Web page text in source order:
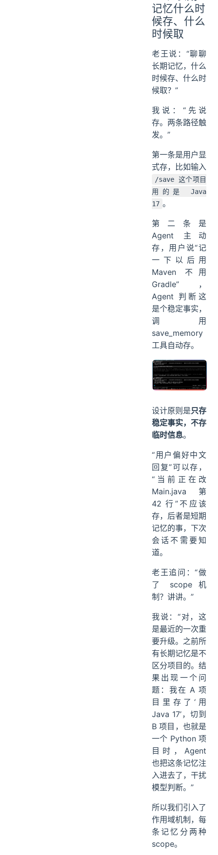
记忆什么时
候存、什么
时候取
老王说：“聊聊
长期记忆，什么
时候存、什么时
候取？”
我说：“先说
存。两条路径触
发。”
第一条是用户显
式存，比如输入
/save 这个项目
用的是 Java
17 。
第二条是
Agent 主动
存，用户说“记
一下以后用
Maven 不用
Gradle”，
Agent 判断这
是个稳定事实，
调用
save_memory
工具自动存。
设计原则是只存
稳定事实，不存
临时信息。
“用户偏好中文
回复”可以存，
“当前正在改
Main.java 第
42 行”不应该
存，后者是短期
记忆的事，下次
会话不需要知
道。
老王追问：“做
了 scope 机
制？讲讲。”
我说：“对，这
是最近的一次重
要升级。之前所
有长期记忆是不
区分项目的。结
果出现一个问
题：我在 A 项
目里存了‘用
Java 17’，切到
B 项目，也就是
一个 Python 项
目时，Agent
也把这条记忆注
入进去了，干扰
模型判断。”
所以我们引入了
作用域机制，每
条记忆分两种
scope。